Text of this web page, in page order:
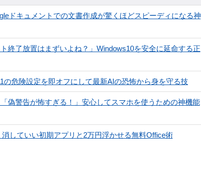
ドキュメントでの文書作成が驚くほどスピーディになる神
終了放置はまずいよね？」Windows10を安全に延命する正
の危険設定を即オフにして最新AIの恐怖から身を守る技
偽警告が怖すぎる！」安心してスマホを使うための神機能
していい初期アプリと2万円浮かせる無料Office術